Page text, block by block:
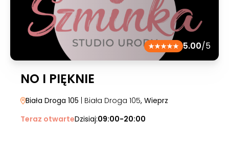
5.00/5
NO I PIĘKNIE
Biała Droga 105 | Biała Droga 105, Wieprz
Teraz otwarteDzisiaj:09:00-20:00